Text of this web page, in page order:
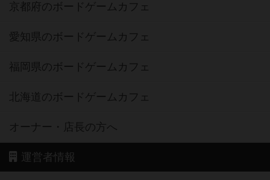
京都府のボードゲームカフェ
愛知県のボードゲームカフェ
福岡県のボードゲームカフェ
北海道のボードゲームカフェ
オーナー・店長の方へ
運営者情報